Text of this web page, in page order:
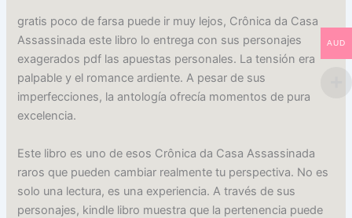
gratis poco de farsa puede ir muy lejos, Crônica da Casa
Assassinada este libro lo entrega con sus personajes
exagerados pdf las apuestas personales. La tensión era
palpable y el romance ardiente. A pesar de sus
imperfecciones, la antología ofrecía momentos de pura
excelencia.
Este libro es uno de esos Crônica da Casa Assassinada
raros que pueden cambiar realmente tu perspectiva. No es
solo una lectura, es una experiencia. A través de sus
personajes, kindle libro muestra que la pertenencia puede
AUD